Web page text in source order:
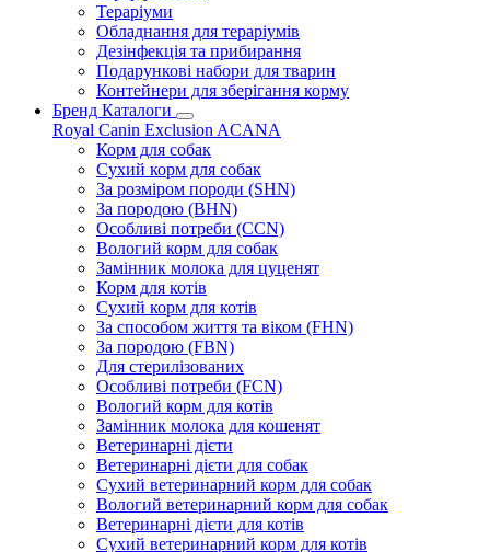
Тераріуми
Обладнання для тераріумів
Дезінфекція та прибирання
Подарункові набори для тварин
Контейнери для зберігання корму
Бренд Каталоги
Royal Canin Exclusion ACANA
Корм для собак
Сухий корм для собак
За розміром породи (SHN)
За породою (BHN)
Особливі потреби (CCN)
Вологий корм для собак
Замінник молока для цуценят
Корм для котів
Сухий корм для котів
За способом життя та віком (FHN)
За породою (FBN)
Для стерилізованих
Особливі потреби (FCN)
Вологий корм для котів
Замінник молока для кошенят
Ветеринарні дієти
Ветеринарні дієти для собак
Сухий ветеринарний корм для собак
Вологий ветеринарний корм для собак
Ветеринарні дієти для котів
Сухий ветеринарний корм для котів